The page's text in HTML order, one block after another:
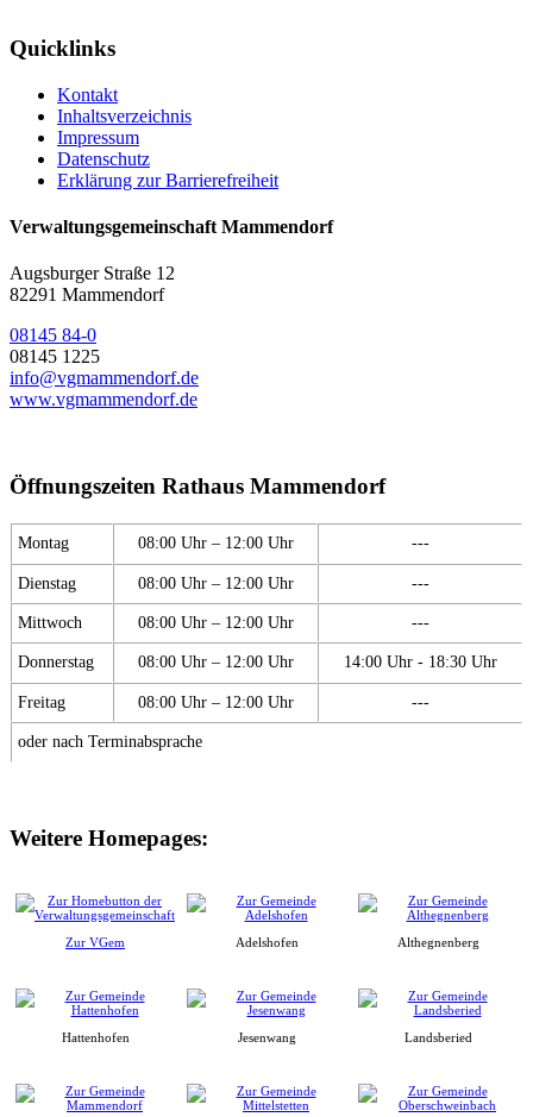
Quicklinks
Kontakt
Inhaltsverzeichnis
Impressum
Datenschutz
Erklärung zur Barrierefreiheit
Verwaltungsgemeinschaft Mammendorf
Augsburger Straße 12
82291 Mammendorf
08145 84-0
08145 1225
info@vgmammendorf.de
www.vgmammendorf.de
Öffnungszeiten Rathaus Mammendorf
Montag 08:00 Uhr – 12:00 Uhr ---
Dienstag 08:00 Uhr – 12:00 Uhr ---
Mittwoch 08:00 Uhr – 12:00 Uhr ---
Donnerstag 08:00 Uhr – 12:00 Uhr 14:00 Uhr - 18:30 Uhr
Freitag 08:00 Uhr – 12:00 Uhr ---
oder nach Terminabsprache
Weitere Homepages:
Zur VGem Adelshofen Althegnenberg
Hattenhofen Jesenwang Landsberied